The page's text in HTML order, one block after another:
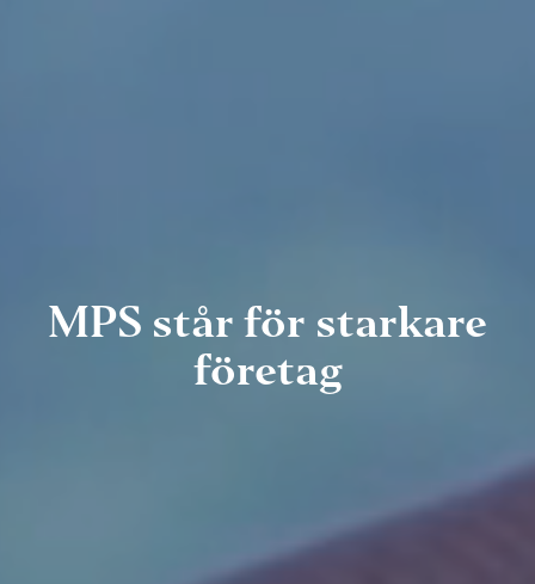
MPS står för starkare
företag